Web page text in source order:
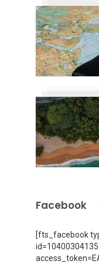
Facebook
[fts_facebook